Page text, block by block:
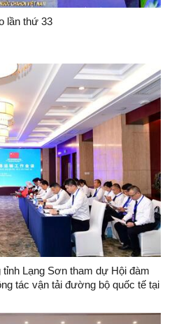
lần thứ 33
Lạng Sơn tham dự Hội đàm
tác vận tải đường bộ quốc tế tại